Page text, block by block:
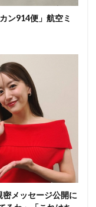
ン914便」航空ミ
メッセージ公開に